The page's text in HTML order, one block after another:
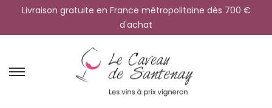
Livraison gratuite en France métropolitaine dès 700 €
d'achat